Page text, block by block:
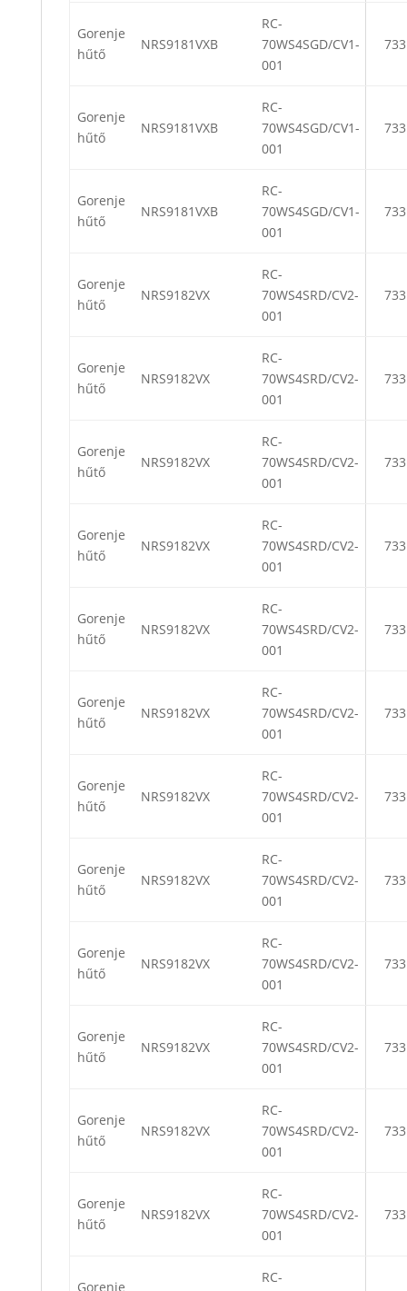
Gorenje
hűtő
NRS9181VXB
RC-
70WS4SGD/CV1-
001
Gorenje
hűtő
NRS9181VXB
RC-
70WS4SGD/CV1-
001
Gorenje
hűtő
NRS9181VXB
RC-
70WS4SGD/CV1-
001
Gorenje
hűtő
NRS9182VX
RC-
70WS4SRD/CV2-
001
Gorenje
hűtő
NRS9182VX
RC-
70WS4SRD/CV2-
001
Gorenje
hűtő
NRS9182VX
RC-
70WS4SRD/CV2-
001
Gorenje
hűtő
NRS9182VX
RC-
70WS4SRD/CV2-
001
Gorenje
hűtő
NRS9182VX
RC-
70WS4SRD/CV2-
001
Gorenje
hűtő
NRS9182VX
RC-
70WS4SRD/CV2-
001
Gorenje
hűtő
NRS9182VX
RC-
70WS4SRD/CV2-
001
Gorenje
hűtő
NRS9182VX
RC-
70WS4SRD/CV2-
001
Gorenje
hűtő
NRS9182VX
RC-
70WS4SRD/CV2-
001
Gorenje
hűtő
NRS9182VX
RC-
70WS4SRD/CV2-
001
Gorenje
hűtő
NRS9182VX
RC-
70WS4SRD/CV2-
001
Gorenje
hűtő
NRS9182VX
RC-
70WS4SRD/CV2-
001
Gorenje
RC-